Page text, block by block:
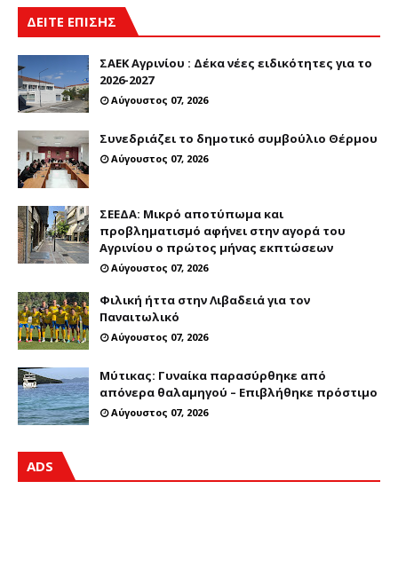
ΔΕΙΤΕ ΕΠΙΣΗΣ
ΣΑΕΚ Αγρινίου : Δέκα νέες ειδικότητες για το
2026-2027
Αύγουστος 07, 2026
Συνεδριάζει το δημοτικό συμβούλιο Θέρμου
Αύγουστος 07, 2026
ΣΕΕΔΑ: Μικρό αποτύπωμα και
προβληματισμό αφήνει στην αγορά του
Αγρινίου ο πρώτος μήνας εκπτώσεων
Αύγουστος 07, 2026
Φιλική ήττα στην Λιβαδειά για τον
Παναιτωλικό
Αύγουστος 07, 2026
Μύτικας: Γυναίκα παρασύρθηκε από
απόνερα θαλαμηγού – Επιβλήθηκε πρόστιμο
Αύγουστος 07, 2026
ADS